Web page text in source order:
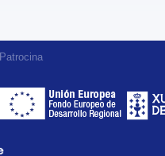
Patrocina